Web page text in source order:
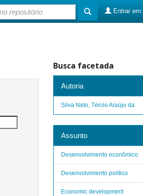
Entrar em:
Busca facetada
Autoria
Silva Neto, Tércio Araújo da
Assunto
Desenvolvimento econômico
Desenvolvimento político
Economic development